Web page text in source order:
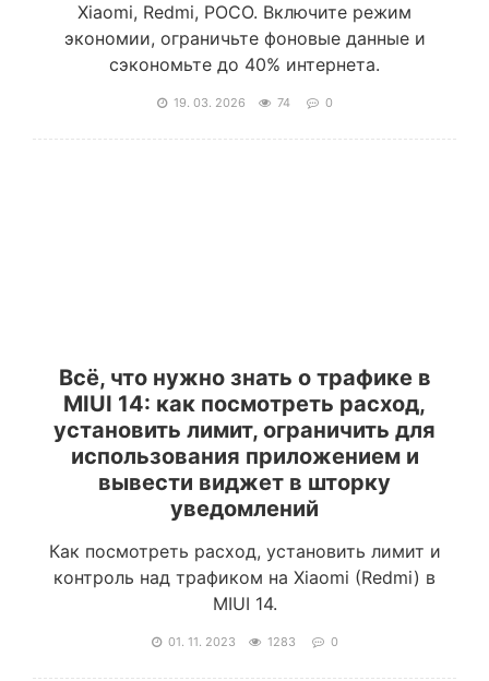
Xiaomi, Redmi, POCO. Включите режим
экономии, ограничьте фоновые данные и
сэкономьте до 40% интернета.
19. 03. 2026 74 0
Всё, что нужно знать о трафике в
MIUI 14: как посмотреть расход,
установить лимит, ограничить для
использования приложением и
вывести виджет в шторку
уведомлений
Как посмотреть расход, установить лимит и
контроль над трафиком на Xiaomi (Redmi) в
MIUI 14.
01. 11. 2023 1283 0